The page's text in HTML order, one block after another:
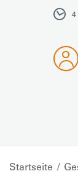
4
Startseite